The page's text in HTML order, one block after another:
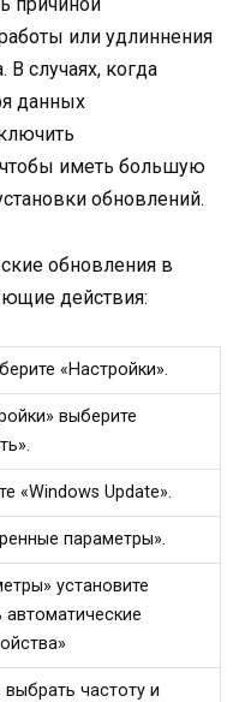
причиной
или удлиннения
случаях, когда
данных
чтобы иметь большую
обновлений.
обновления в
действия:
«Настройки».
выберите
«Windows Update».
параметры».
установите
частоту и